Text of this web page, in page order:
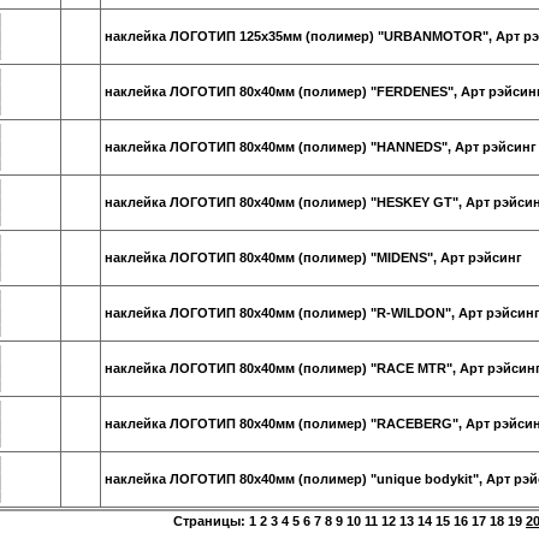
наклейка ЛОГОТИП 125х35мм (полимер) "URBANMOTOR", Арт
наклейка ЛОГОТИП 80х40мм (полимер) "FERDENES", Арт
наклейка ЛОГОТИП 80х40мм (полимер) "HANNEDS", Арт рэйсинг
наклейка ЛОГОТИП 80х40мм (полимер) "HESKEY GT", Арт
наклейка ЛОГОТИП 80х40мм (полимер) "MIDENS", Арт рэйсинг
наклейка ЛОГОТИП 80х40мм (полимер) "R-WILDON", Арт рэйсинг
наклейка ЛОГОТИП 80х40мм (полимер) "RACE MTR", Арт
наклейка ЛОГОТИП 80х40мм (полимер) "RACEBERG", Арт
наклейка ЛОГОТИП 80х40мм (полимер) "unique bodykit", Арт
Страницы: 1 2 3 4 5 6 7 8 9 10 11 12 13 14 15 16 17 18 19 20